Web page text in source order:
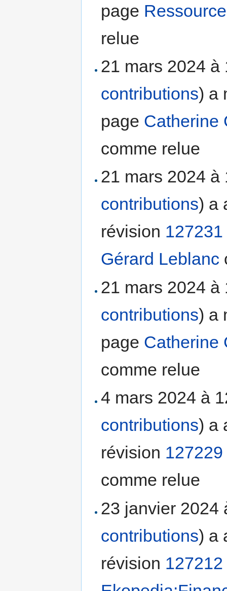
page
relue
21 mars 2024
contributions) a
page Catherine
comme relue
21 mars 2024
contributions) a
révision 127231
Gérard Leblanc
21 mars 2024
contributions) a
page Catherine
comme relue
4 mars 2024 à
contributions) a
révision 127229
comme relue
23 janvier 2024
contributions) a
révision 127212